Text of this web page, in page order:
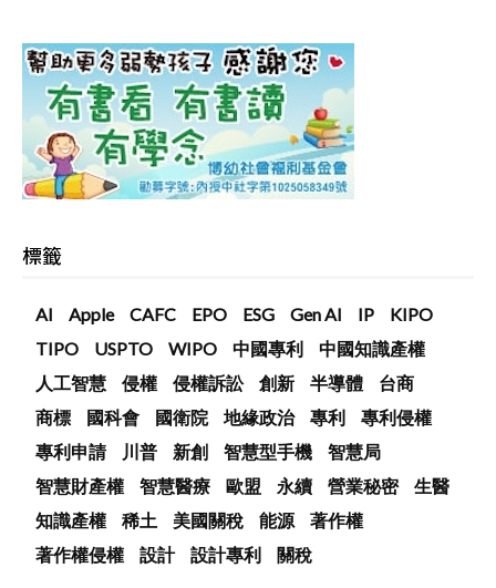
標籤
AI Apple CAFC EPO ESG Gen AI IP
KIPO
TIPO
USPTO WIPO 中國專利
中國知識產權
人工智慧
侵權 侵權訴訟 創新 半導體
台商
商標
國科會 國衛院 地緣政治 專利
專利侵權
專利申請
川普 新創 智慧型手機
智慧局
智慧財產權
智慧醫療 歐盟 永續 營業秘密
生醫
知識產權
稀土 美國關稅 能源
著作權
著作權侵權
設計 設計專利 關稅